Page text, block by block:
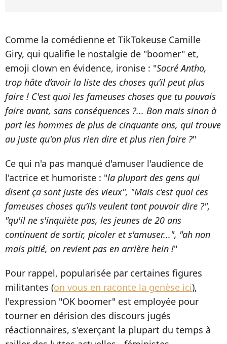
Comme la comédienne et TikTokeuse Camille
Giry, qui qualifie le nostalgie de "boomer" et,
emoji clown en évidence, ironise : "Sacré Antho,
trop hâte d’avoir la liste des choses qu’il peut plus
faire ! C'est quoi les fameuses choses que tu pouvais
faire avant, sans conséquences ?... Bon mais sinon à
part les hommes de plus de cinquante ans, qui trouve
au juste qu'on plus rien dire et plus rien faire ?"
Ce qui n'a pas manqué d'amuser l'audience de
l'actrice et humoriste : "la plupart des gens qui
disent ça sont juste des vieux", "Mais c’est quoi ces
fameuses choses qu’ils veulent tant pouvoir dire ?",
"qu'il ne s'inquiète pas, les jeunes de 20 ans
continuent de sortir, picoler et s'amuser...", "ah non
mais pitié, on revient pas en arrière hein !"
Pour rappel, popularisée par certaines figures
militantes (on vous en raconte la genèse ici),
l'expression "OK boomer" est employée pour
tourner en dérision des discours jugés
réactionnaires, s'exerçant la plupart du temps à